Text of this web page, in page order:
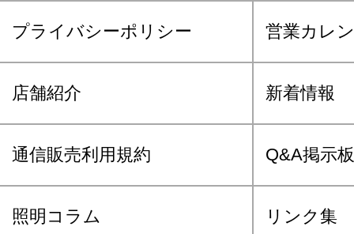
プライバシーポリシー 営業カレ
店舗紹介 新着情報
通信販売利用規約 Q&A掲示板
照明コラム リンク集